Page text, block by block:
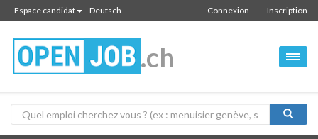
Espace candidat Deutsch Inscription
Connexion
.ch